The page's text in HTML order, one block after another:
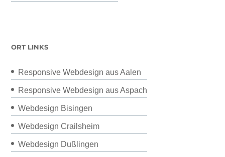
ORT LINKS
Responsive Webdesign aus Aalen
Responsive Webdesign aus Aspach
Webdesign Bisingen
Webdesign Crailsheim
Webdesign Dußlingen